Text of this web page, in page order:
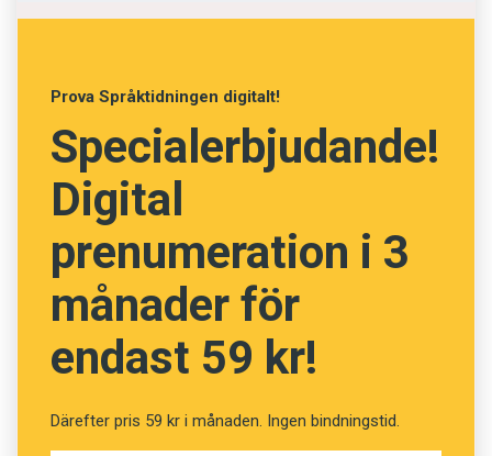
Vad betyder orden? (Kviss
Fråga13av24
Kuslig
Overklig
Hemsk
Påhittad
Prova Språktidningen digitalt!
Specialerbjudande!
Digital
prenumeration i 3
månader för
endast 59 kr!
Därefter pris 59 kr i månaden. Ingen bindningstid.